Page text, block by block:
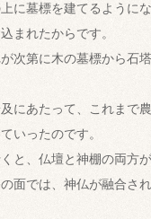
に墓標を建てるように
まれたからです。
次第に木の墓標から石
にあたって、これまで
いったのです。
と、仏壇と神棚の両方
面では、神仏が融合さ